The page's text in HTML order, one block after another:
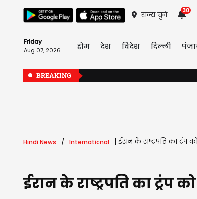
राज्य चुनें
30
Friday
Aug 07, 2026 होम देश विदेश दिल्ली
BREAKING
Hindi News International |ईरान के राष्ट्रपति का
ईरान के राष्ट्रपति का